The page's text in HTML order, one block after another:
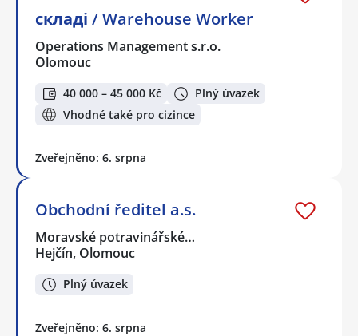
складі / Warehouse Worker
Operations Management s.r.o.
Olomouc
40 000 – 45 000 Kč
Plný úvazek
Vhodné také pro cizince
Zveřejněno: 6. srpna
Obchodní ředitel a.s.
Moravské potravinářské…
Hejčín, Olomouc
Plný úvazek
Zveřejněno: 6. srpna